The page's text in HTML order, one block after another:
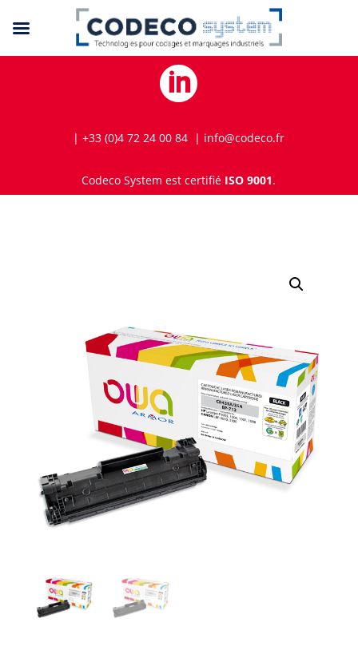

| +33 (0)4 72 24 00 84 | info@codeco.fr
Codeco System est certifié ISO 9001.